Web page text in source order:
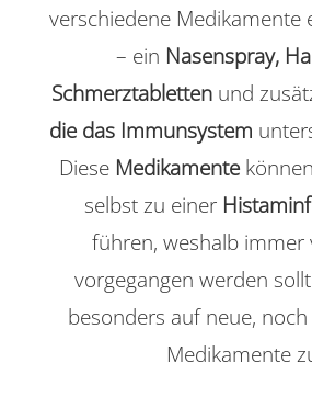
verschiedene Medikamente
– ein Nasenspray,
Schmerztabletten und
die das Immunsystem
Diese Medikamente
selbst zu einer
führen, weshalb immer
vorgegangen werden
besonders auf neue,
Medikamente